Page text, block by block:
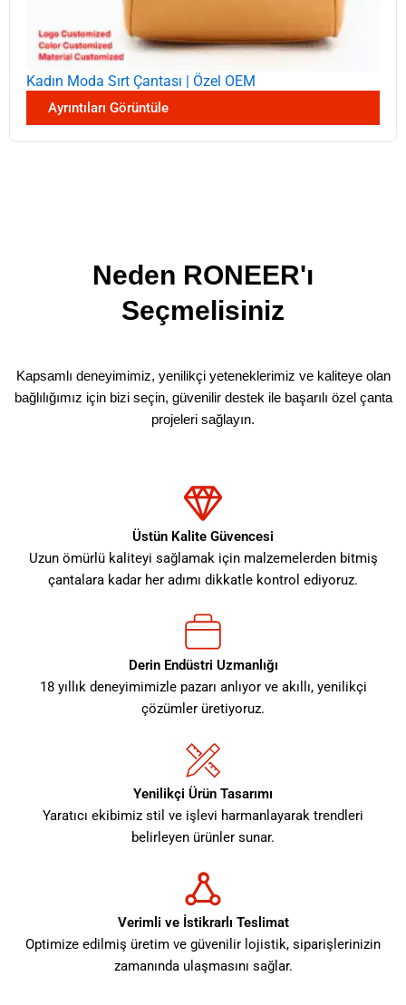
Kadın Moda Sırt Çantası | Özel OEM
Ayrıntıları Görüntüle
Neden RONEER'ı
Seçmelisiniz
Kapsamlı deneyimimiz, yenilikçi yeteneklerimiz ve kaliteye olan
bağlılığımız için bizi seçin, güvenilir destek ile başarılı özel çanta
projeleri sağlayın.
Üstün Kalite Güvencesi
Uzun ömürlü kaliteyi sağlamak için malzemelerden bitmiş
çantalara kadar her adımı dikkatle kontrol ediyoruz.
Derin Endüstri Uzmanlığı
18 yıllık deneyimimizle pazarı anlıyor ve akıllı, yenilikçi
çözümler üretiyoruz.
Yenilikçi Ürün Tasarımı
Yaratıcı ekibimiz stil ve işlevi harmanlayarak trendleri
belirleyen ürünler sunar.
Verimli ve İstikrarlı Teslimat
Optimize edilmiş üretim ve güvenilir lojistik, siparişlerinizin
zamanında ulaşmasını sağlar.